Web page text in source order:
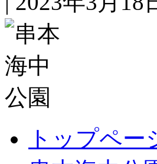
トップペー